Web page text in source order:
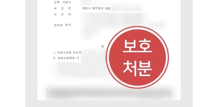
글로벌 파트너 로펌
통합검색
AI대륜
업무사례
형사 주요 업무사례
사례분석/최신동향